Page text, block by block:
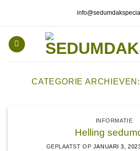
CATEGORIE ARCHIEVEN:
INFORMATIE
Helling
GEPLAATST OP JANUARI 3,